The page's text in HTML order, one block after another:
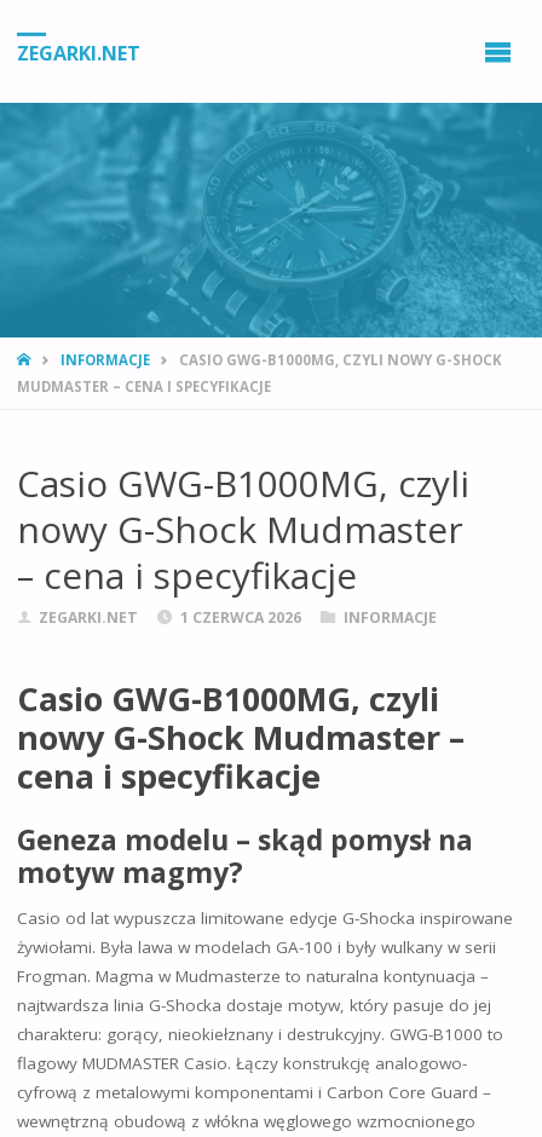
ZEGARKI.NET
STRONA
GŁÓWNA
INFORMACJE
CASIO GWG-B1000MG, CZYLI NOWY G-SHOCK
MUDMASTER – CENA I SPECYFIKACJE
Casio GWG-B1000MG, czyli
nowy G-Shock Mudmaster
– cena i specyfikacje
ZEGARKI.NET 1 CZERWCA 2026 INFORMACJE
Casio GWG-B1000MG, czyli
nowy G-Shock Mudmaster –
cena i specyfikacje
Geneza modelu – skąd pomysł na
motyw magmy?
Casio od lat wypuszcza limitowane edycje G-Shocka inspirowane
żywiołami. Była lawa w modelach GA-100 i były wulkany w serii
Frogman. Magma w Mudmasterze to naturalna kontynuacja –
najtwardsza linia G-Shocka dostaje motyw, który pasuje do jej
charakteru: gorący, nieokiełznany i destrukcyjny. GWG-B1000 to
flagowy MUDMASTER Casio. Łączy konstrukcję analogowo-
cyfrową z metalowymi komponentami i Carbon Core Guard –
wewnętrzną obudową z włókna węglowego wzmocnionego